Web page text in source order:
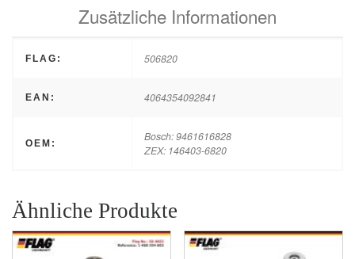
Zusätzliche Informationen
FLAG: 506820
EAN: 4064354092841
OEM:
Bosch: 9461616828
ZEX: 146403-6820
Ähnliche Produkte